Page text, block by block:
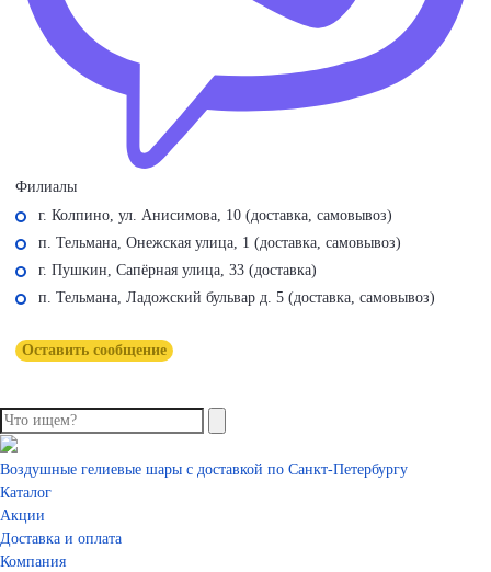
Филиалы
г. Колпино, ул. Анисимова, 10 (доставка, самовывоз)
п. Тельмана, Онежская улица, 1 (доставка, самовывоз)
г. Пушкин, Сапёрная улица, 33 (доставка)
п. Тельмана, Ладожский бульвар д. 5 (доставка, самовывоз)
Оставить сообщение
Воздушные гелиевые шары с доставкой по Санкт-Петербургу
Каталог
Акции
Доставка и оплата
Компания